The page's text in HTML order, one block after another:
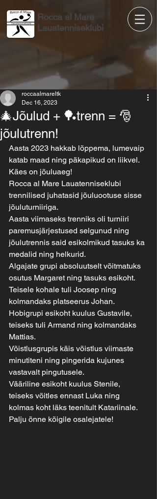
Rocca al Mare
Lauatenniseklubi
🎄Jõulud + 🏓trenn = 🎅
jõulutrenn!
roccaalmareltk
Dec 16, 2023
Aasta 2023 hakkab lõppema, lumevaip
katab maad ning päkapikud on liikvel.
Käes on jõuluaeg!
Rocca al Mare Lauatenniseklubi
trennilised juhatasid jõuluootuse sisse
jõuluturniiriga.
Aasta viimaseks trenniks oli turniiri
paremusjärjestused selgunud ning
jõulutrennis said esikolmikud tasuks ka
medalid ning helkurid.
Algajate grupi absoluutselt võitmatuks
osutus Margaret ning tasuks esikoht.
Teisele kohale tuli Joosep ning
kolmandaks platseerus Johan.
Hobigrupi esikoht kuulus Gustavile,
teiseks tuli Armand ning kolmandaks
Mattias.
Võistlusgrupis käis võistlus viimaste
minutiteni ning pingerida kujunes
vastavalt pingutusele.
Vääriline esikoht kuulus Stenile,
teiseks võitles ennast Luka ning
kolmas koht läks teenitult Katariinale.
Palju õnne kõigile osalejatele!